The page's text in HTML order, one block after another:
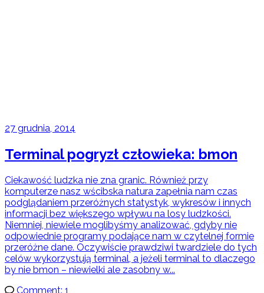
27 grudnia, 2014
Terminal pogryzł człowieka: bmon
Ciekawość ludzka nie zna granic. Również przy
komputerze nasz wścibska natura zapełnia nam czas
podglądaniem przeróżnych statystyk, wykresów i innych
informacji bez większego wpływu na losy ludzkości.
Niemniej, niewiele moglibyśmy analizować, gdyby nie
odpowiednie programy podające nam w czytelnej formie
przeróżne dane. Oczywiście prawdziwi twardziele do tych
celów wykorzystują terminal, a jeżeli terminal to dlaczego
by nie bmon – niewielki ale zasobny w...
Comment: 1